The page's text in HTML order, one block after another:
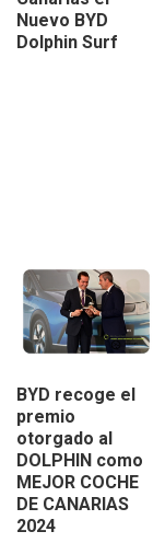
Nuevo BYD
Dolphin Surf
BYD recoge el
premio
otorgado al
DOLPHIN como
MEJOR COCHE
DE CANARIAS
2024